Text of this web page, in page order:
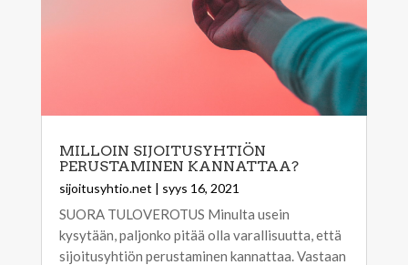
MILLOIN SIJOITUSYHTIÖN
PERUSTAMINEN KANNATTAA?
sijoitusyhtio.net | syys 16, 2021
SUORA TULOVEROTUS Minulta usein
kysytään, paljonko pitää olla varallisuutta, että
sijoitusyhtiön perustaminen kannattaa. Vastaan